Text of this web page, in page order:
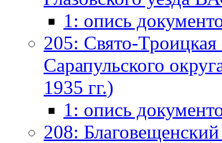
1: опись
205: Свято-Троицкая
Сарапульского
1935 гг.)
1: опись
208: